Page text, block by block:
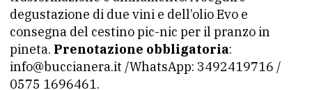
degustazione di due vini e dell’olio Evo e
consegna del cestino pic-nic per il pranzo in
pineta. Prenotazione obbligatoria:
info@buccianera.it /WhatsApp: 3492419716 /
0575 1696461.